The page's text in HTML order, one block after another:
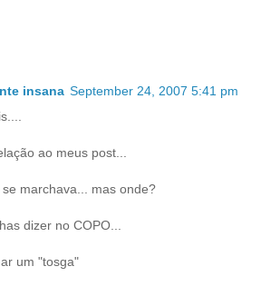
insana September 24, 2007 5:41 pm
ao meus post...
marchava... mas onde?
dizer no COPO...
um "tosga"